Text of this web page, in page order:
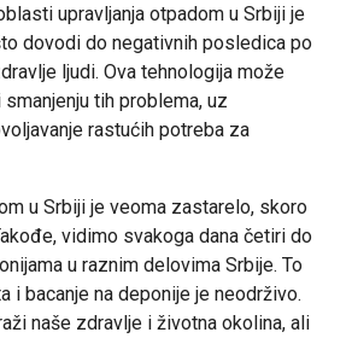
upravljanja otpadom u Srbiji je
dovodi do negativnih posledica po
ljudi. Ova tehnologija može
tih problema, uz
rastućih potreba za
u Srbiji je veoma zastarelo, skoro
vidimo svakoga dana četiri do
u raznim delovima Srbije. To
i bacanje na deponije je neodrživo.
naše zdravlje i životna okolina, ali